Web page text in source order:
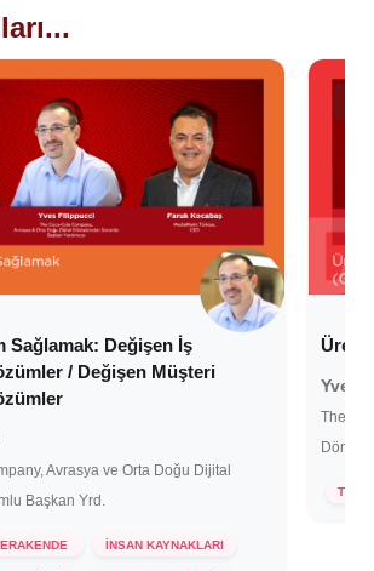
Sağlamak: Değişen İş
/ Değişen Müşteri
Avrasya ve Orta Doğu Dijital
Başkan Yrd.
İNSAN KAYNAKLARI
Yves
The